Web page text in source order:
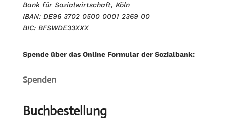
Bank für Sozialwirtschaft, Köln
IBAN: DE96 3702 0500 0001 2369 00
BIC: BFSWDE33XXX
Spende über das Online Formular der Sozialbank:
Spenden
Buchbestellung